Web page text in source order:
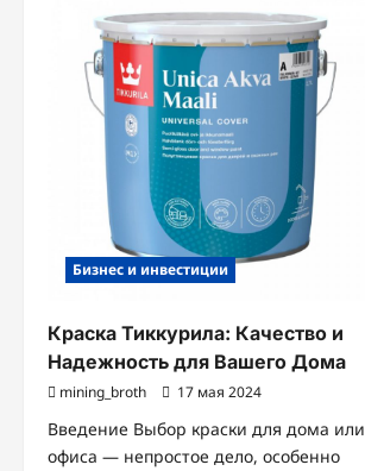
коммерческой
недвижимости
Бизнес и инвестиции
Краска Тиккурила: Качество и
Надежность для Вашего Дома
mining_broth 17 мая 2024
Введение Выбор краски для дома или
офиса — непростое дело, особенно